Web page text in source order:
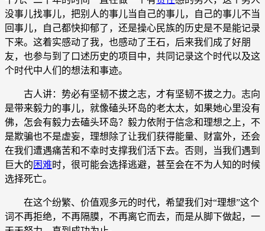
没事儿找事儿，把别人的事儿当自己的事儿，自己的事儿不当
回事儿，自己都快抑郁了，还是操心民族的历史是不是能记录
下来。这着实感动了我，也感动了王石，后来我们成了好朋
友，也参与到了口述历史的项目中，共同记录这个时代以及这
个时代中人们的想法和事迹。
古人讲：势必有坚韧不拔之志，才有坚韧不拔之力。志向
是带来毅力的事儿，就像磕头环岛的老太太，如果她心里没有
佛，怎会有毅力去磕头环岛？毅力依附于信念和理想之上，不
是欺骗也不是虚妄，理想除了让我们获得能量、财富外，还会
在我们遭遇痛苦和不幸时支撑我们活下去。否则，当我们遇到
巨大的 困难时，很可能会选择逃避，甚至会在不为人知的时候
选择死亡。
在这个纷繁、价值观多元的时代，希望我们对“理想”这个
词不再拒绝，不再隔膜，不再离它而去，而是从脚下做起，一